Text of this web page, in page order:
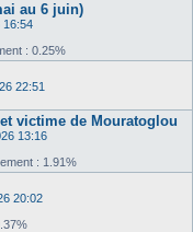
au 6 juin)
16:54
: 0.25%
22:51
victime de Mouratoglou
13:16
: 1.91%
20:02